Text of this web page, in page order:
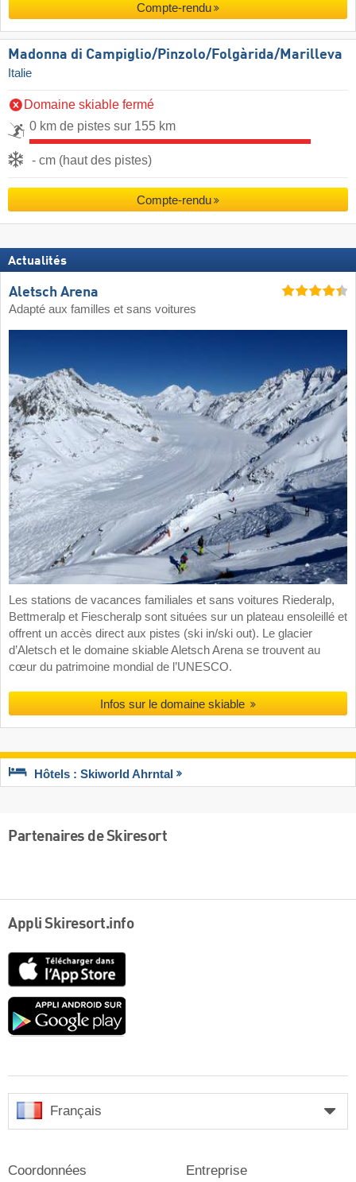
Compte-rendu
Madonna di Campiglio/​Pinzolo/​Folgàrida/​Marilleva
Italie
Domaine skiable fermé
0 km de pistes sur 155 km
- cm (haut des pistes)
Compte-rendu
Actualités
Aletsch Arena
Adapté aux familles et sans voitures
Les stations de vacances familiales et sans voitures Riederalp,
Bettmeralp et Fiescheralp sont situées sur un plateau ensoleillé et
offrent un accès direct aux pistes (ski in/ski out). Le glacier
d’Aletsch et le domaine skiable Aletsch Arena se trouvent au
cœur du patrimoine mondial de l’UNESCO.
Infos sur le domaine skiable
Hôtels : Skiworld Ahrntal
Partenaires de Skiresort
Appli Skiresort.info
Google
Français
Coordonnées Entreprise